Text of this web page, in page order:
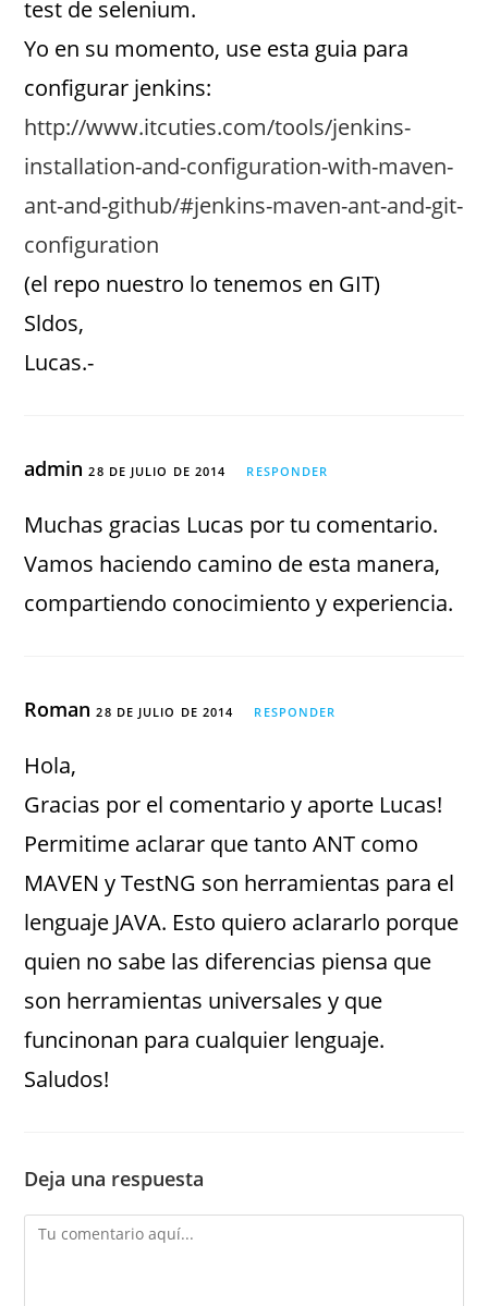
test de selenium.
Yo en su momento, use esta guia para
configurar jenkins:
http://www.itcuties.com/tools/jenkins-
installation-and-configuration-with-maven-
ant-and-github/#jenkins-maven-ant-and-git-
configuration
(el repo nuestro lo tenemos en GIT)
Sldos,
Lucas.-
admin28 DE JULIO DE 2014 RESPONDER
Muchas gracias Lucas por tu comentario.
Vamos haciendo camino de esta manera,
compartiendo conocimiento y experiencia.
Roman28 DE JULIO DE 2014 RESPONDER
Hola,
Gracias por el comentario y aporte Lucas!
Permitime aclarar que tanto ANT como
MAVEN y TestNG son herramientas para el
lenguaje JAVA. Esto quiero aclararlo porque
quien no sabe las diferencias piensa que
son herramientas universales y que
funcinonan para cualquier lenguaje.
Saludos!
Deja una respuesta